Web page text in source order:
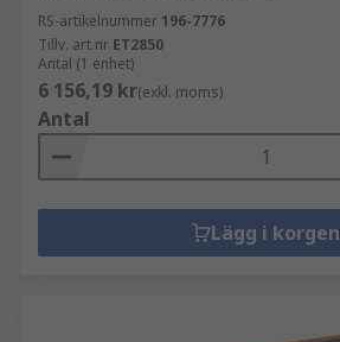
RS-artikelnummer 196-7776
Tillv. art.nr ET2850
Antal (1 enhet)
6 156,19 kr(exkl. moms)
Antal
Lägg i korgen